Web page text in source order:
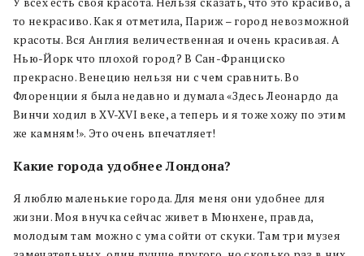
то некрасиво. Как я отметила, Париж – город невозможной
красоты. Вся Англия величественная и очень красивая. А
Нью-Йорк что плохой город? В Сан-Франциско
прекрасно. Венецию нельзя ни с чем сравнить. Во
Флоренции я была недавно и думала «Здесь Леонардо да
Винчи ходил в XV-XVI веке, а теперь и я тоже хожу по этим
же камням!». Это очень впечатляет!
Какие города удобнее Лондона?
Я люблю маленькие города. Для меня они удобнее для
жизни. Моя внучка сейчас живет в Мюнхене, правда,
молодым там можно с ума сойти от скуки. Там три музея